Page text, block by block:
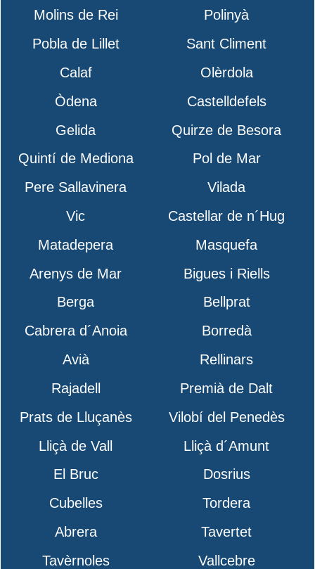
Molins de Rei
Polinyà
Pobla de Lillet
Sant Climent
Calaf
Olèrdola
Òdena
Castelldefels
Gelida
Quirze de Besora
Quintí de Mediona
Pol de Mar
Pere Sallavinera
Vilada
Vic
Castellar de n´Hug
Matadepera
Masquefa
Arenys de Mar
Bigues i Riells
Berga
Bellprat
Cabrera d´Anoia
Borredà
Avià
Rellinars
Rajadell
Premià de Dalt
Prats de Lluçanès
Vilobí del Penedès
Lliçà de Vall
Lliçà d´Amunt
El Bruc
Dosrius
Cubelles
Tordera
Abrera
Tavertet
Tavèrnoles
Vallcebre